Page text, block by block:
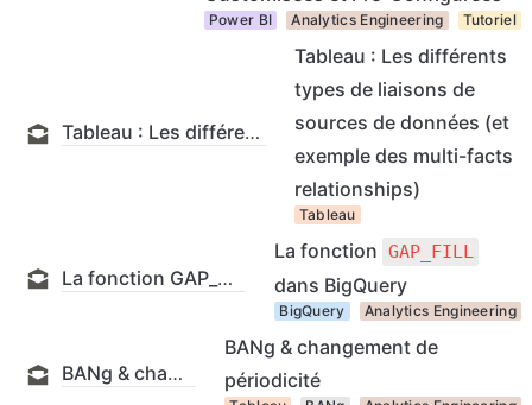
Power BI Analytics Engineering Tutoriel
Tableau : Les différents types de liaisons de sources de données (et exemple des multi-facts relationships)
Tableau : Les différents
types de liaisons de
sources de données (et
exemple des multi-facts
relationships)
Tableau
La fonction GAP_FILL dans BigQuery
La fonction GAP_FILL
dans BigQuery
BigQuery Analytics Engineering
BANg & changement de périodicité
BANg & changement de
périodicité